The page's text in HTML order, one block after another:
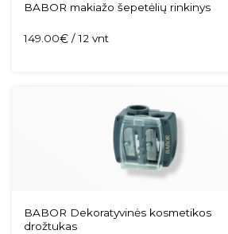
BABOR makiažo šepetėlių rinkinys
149.00€/ 12 vnt
BABOR Dekoratyvinės kosmetikos
drožtukas